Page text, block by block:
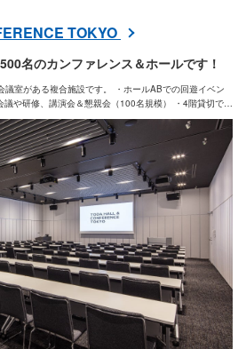
TOKYO
名のカンファレンス＆ホールです！
設です。 ・ホールABでの回遊イベン
議や研修、講演会＆懇親会（100名規模） ・4階貸切で複
う
いいですか？？」といったご相談でも大丈夫です。 お